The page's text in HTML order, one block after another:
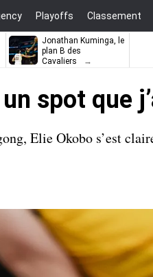
Playoffs Classement
Jonathan Kuminga, le
plan B des
Cavaliers
spot que
Elie Okobo s’est